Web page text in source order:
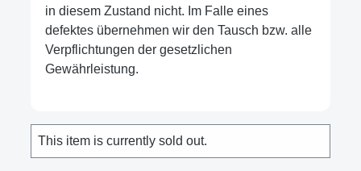
in diesem Zustand nicht. Im Falle eines
defektes übernehmen wir den Tausch bzw. alle
Verpflichtungen der gesetzlichen
Gewährleistung.
This item is currently sold out.